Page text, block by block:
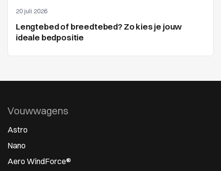
20 juli 2026
Lengtebed of breedtebed? Zo kies je jouw
ideale bedpositie
Vouwwagens
Astro
Nano
Aero WindForce®